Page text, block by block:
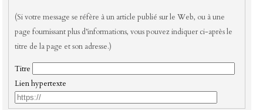
(Si votre message se réfère à un article publié sur le Web, ou à une
page fournissant plus d’informations, vous pouvez indiquer ci-après le
titre de la page et son adresse.)
Titre
Lien hypertexte